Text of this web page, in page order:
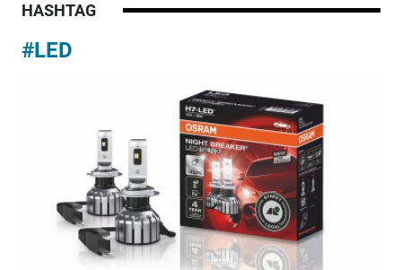
HASHTAG
#LED